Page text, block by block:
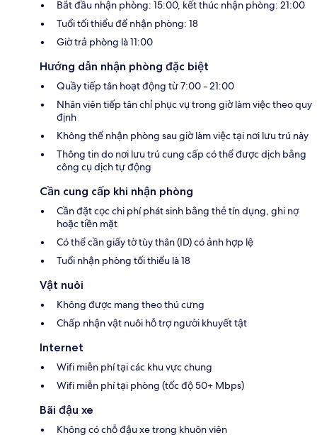
Bắt đầu nhận phòng: 15:00, kết thúc nhận phòng: 21:00
Tuổi tối thiểu để nhận phòng: 18
Giờ trả phòng là 11:00
Hướng dẫn nhận phòng đặc biệt
Quầy tiếp tân hoạt động từ 7:00 - 21:00
Nhân viên tiếp tân chỉ phục vụ trong giờ làm việc theo quy
định
Không thể nhận phòng sau giờ làm việc tại nơi lưu trú này
Thông tin do nơi lưu trú cung cấp có thể được dịch bằng
công cụ dịch tự động
Cần cung cấp khi nhận phòng
Cần đặt cọc chi phí phát sinh bằng thẻ tín dụng, ghi nợ
hoặc tiền mặt
Có thể cần giấy tờ tùy thân (ID) có ảnh hợp lệ
Tuổi nhận phòng tối thiểu là 18
Vật nuôi
Không được mang theo thú cưng
Chấp nhận vật nuôi hỗ trợ người khuyết tật
Internet
Wifi miễn phí tại các khu vực chung
Wifi miễn phí tại phòng (tốc độ 50+ Mbps)
Bãi đậu xe
Không có chỗ đậu xe trong khuôn viên